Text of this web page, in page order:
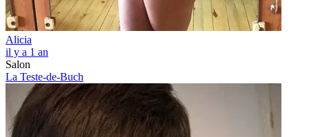
Alicia
il y a 1 an
Salon
La Teste-de-Buch